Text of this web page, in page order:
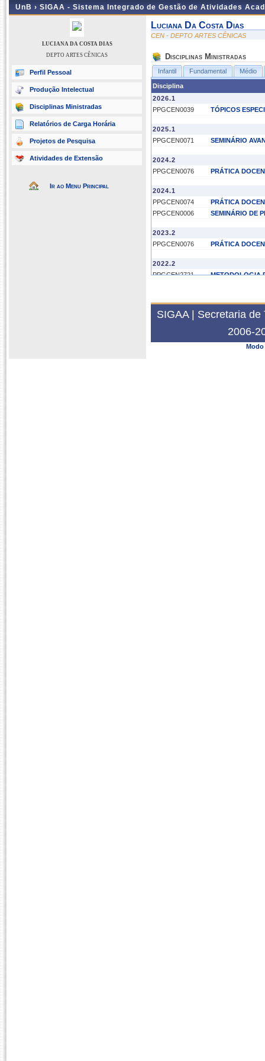
UnB › SIGAA - Sistema Integrado de Gestão de Atividades
LUCIANA DA COSTA DIAS
DEPTO ARTES CÊNICAS
Perfil Pessoal
Produção Intelectual
Disciplinas Ministradas
Relatórios de Carga Horária
Projetos de Pesquisa
Atividades de Extensão
Ir ao Menu Principal
Luciana Da Costa Dias
CEN - DEPTO ARTES CÊNICAS
Disciplinas Ministradas
Infantil Fundamental Médio
Disciplina
2026.1
PPGCEN0039
TÓPICOS
2025.1
PPGCEN0071
SEMINÁRIO
2024.2
PPGCEN0076
PRÁTICA
2024.1
PPGCEN0074
PRÁTICA
PPGCEN0006
SEMINÁRIO DE
2023.2
PPGCEN0076
PRÁTICA
2022.2
PPGCEN2721
METODOLOGIA
SIGAA | Secretaria
2006-
Modo